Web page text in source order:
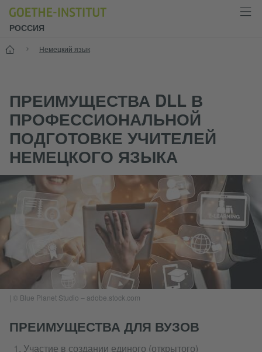
РОССИЯ
Старт
Немецкий язык
ПРЕИМУЩЕСТВА DLL В
ПРОФЕССИОНАЛЬНОЙ
ПОДГОТОВКЕ УЧИТЕЛЕЙ
НЕМЕЦКОГО ЯЗЫКА
| © Blue Planet Studio – adobe.stock.com
ПРЕИМУЩЕСТВА ДЛЯ ВУЗОВ
Участие в создании единого (открытого)